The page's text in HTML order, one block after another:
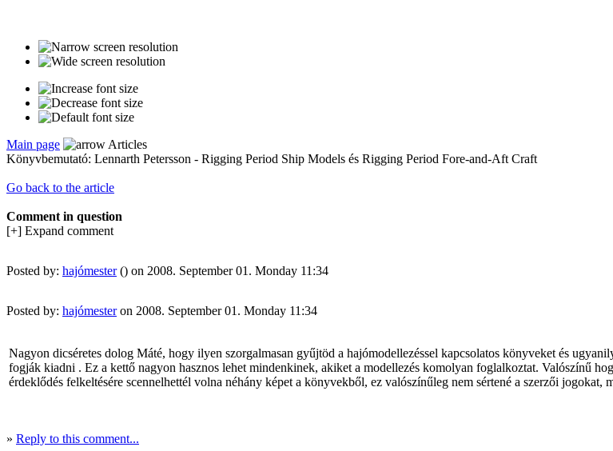
Main page
Articles
Könyvbemutató: Lennarth Petersson - Rigging Period Ship Models és Rigging Period Fore-and-Aft Craft
Go back to the article
Comment in question
[+] Expand comment
Posted by: hajómester() on 2008. September 01. Monday 11:34
Posted by: hajómesteron 2008. September 01. Monday 11:34
Nagyon dicséretes dolog Máté, hogy ilyen szorgalmasan gyűjtöd a hajómodellezéssel kapcsolatos könyveket és
fogják kiadni . Ez a kettő nagyon hasznos lehet mindenkinek, akiket a modellezés komolyan foglalkoztat. Valószínű
érdeklődés felkeltésére scennelhettél volna néhány képet a könyvekből, ez valószínűleg nem sértené a szerzői
» Reply to this comment...